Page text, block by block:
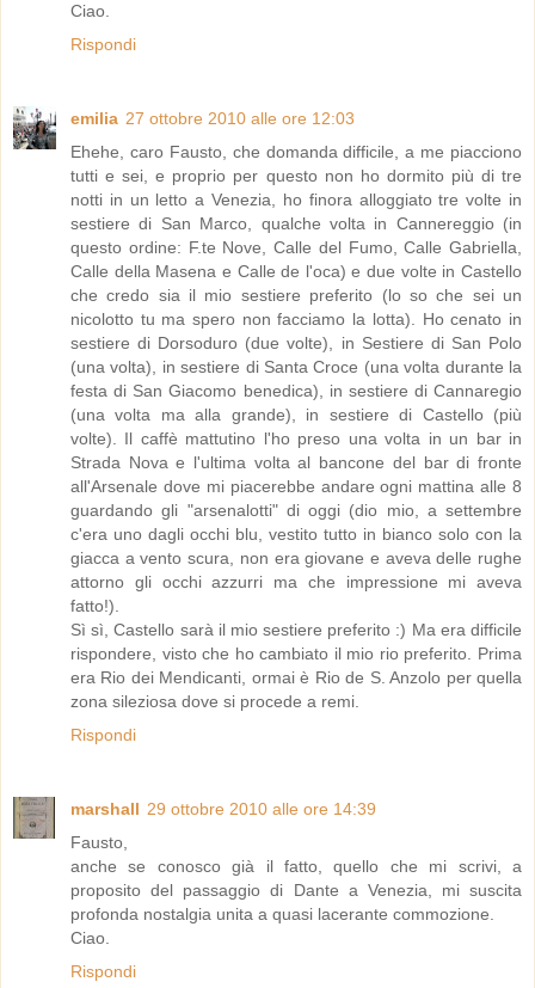
Ciao.
Rispondi
emilia 27 ottobre 2010 alle ore 12:03
Ehehe, caro Fausto, che domanda difficile, a me piacciono
tutti e sei, e proprio per questo non ho dormito più di tre
notti in un letto a Venezia, ho finora alloggiato tre volte in
sestiere di San Marco, qualche volta in Cannereggio (in
questo ordine: F.te Nove, Calle del Fumo, Calle Gabriella,
Calle della Masena e Calle de l'oca) e due volte in Castello
che credo sia il mio sestiere preferito (lo so che sei un
nicolotto tu ma spero non facciamo la lotta). Ho cenato in
sestiere di Dorsoduro (due volte), in Sestiere di San Polo
(una volta), in sestiere di Santa Croce (una volta durante la
festa di San Giacomo benedica), in sestiere di Cannaregio
(una volta ma alla grande), in sestiere di Castello (più
volte). Il caffè mattutino l'ho preso una volta in un bar in
Strada Nova e l'ultima volta al bancone del bar di fronte
all'Arsenale dove mi piacerebbe andare ogni mattina alle 8
guardando gli "arsenalotti" di oggi (dio mio, a settembre
c'era uno dagli occhi blu, vestito tutto in bianco solo con la
giacca a vento scura, non era giovane e aveva delle rughe
attorno gli occhi azzurri ma che impressione mi aveva
fatto!).
Sì sì, Castello sarà il mio sestiere preferito :) Ma era difficile
rispondere, visto che ho cambiato il mio rio preferito. Prima
era Rio dei Mendicanti, ormai è Rio de S. Anzolo per quella
zona sileziosa dove si procede a remi.
Rispondi
marshall 29 ottobre 2010 alle ore 14:39
Fausto,
anche se conosco già il fatto, quello che mi scrivi, a
proposito del passaggio di Dante a Venezia, mi suscita
profonda nostalgia unita a quasi lacerante commozione.
Ciao.
Rispondi